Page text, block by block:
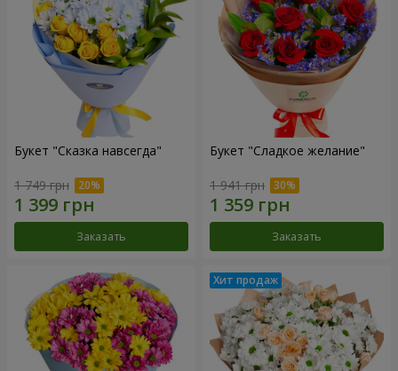
Букет "Сказка навсегда"
1 749 грн
Заказать
Букет "Сладкое желание"
1 941 грн
Заказать